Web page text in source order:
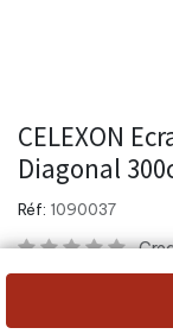
CELEXON
Diagonal
Réf: 1090037
Toile